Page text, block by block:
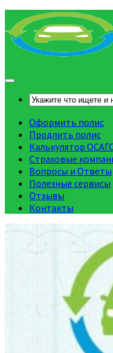
Оформить полис
Продлить полис
Калькулятор
Страховые
Вопросы и Ответы
Полезные сервисы
Отзывы
Контакты